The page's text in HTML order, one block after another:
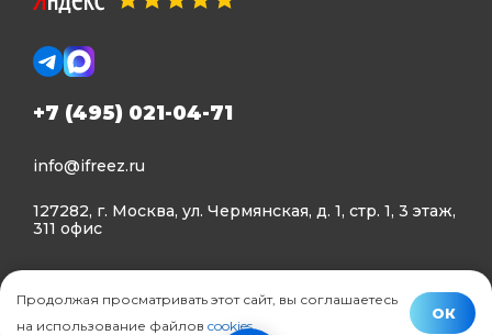
+7 (495) 021-04-71
info@ifreez.ru
127282, г. Москва, ул. Чермянская, д. 1, стр. 1, 3 этаж,
311 офис
Политика конфиденциальности
Продолжая просматривать этот сайт, вы соглашаетесь
на использование файлов cookies.
ОК